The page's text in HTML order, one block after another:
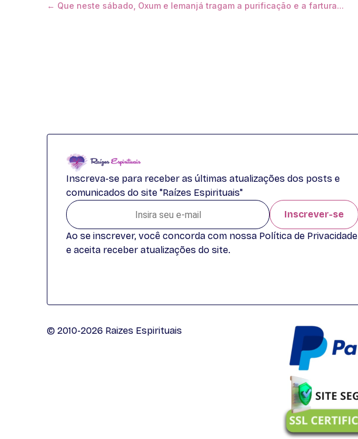
← Que neste sábado, Oxum e Iemanjá tragam a purificação e a fartura...
Inscreva-se para receber as últimas atualizações dos posts e
comunicados do site "Raízes Espirituais"
Inscrever-se
Ao se inscrever, você concorda com nossa Política de Privacidade
e aceita receber atualizações do site.
© 2010-2026 Raizes Espirituais